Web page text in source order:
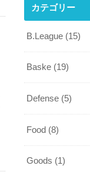
カテゴリー
B.League (15)
Baske (19)
Defense (5)
Food (8)
Goods (1)